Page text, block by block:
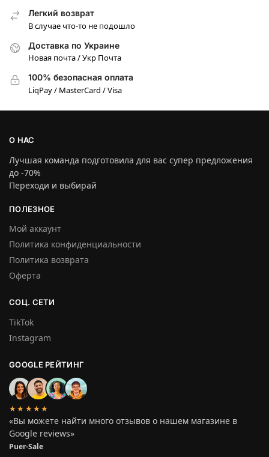
Легкий возврат
В случае что-то не подошло
Доставка по Украине
Новая почта / Укр Почта
100% безопасная оплата
LiqPay / MasterCard / Visa
О НАС
Лучшая команда подготовила для вас супер предложения
до -70%
Переходи и выбирай
ПОЛЕЗНОЕ
Мой аккаунт
Политика конфиденциальности
Политика возврата
Оферта
СОЦ. СЕТИ
TikTok
Instagram
GOOGLE РЕЙТИНГ
★★★★★
«Вы можете найти много отзывов о нашем магазине в
Google reviews»
Puer-Sale